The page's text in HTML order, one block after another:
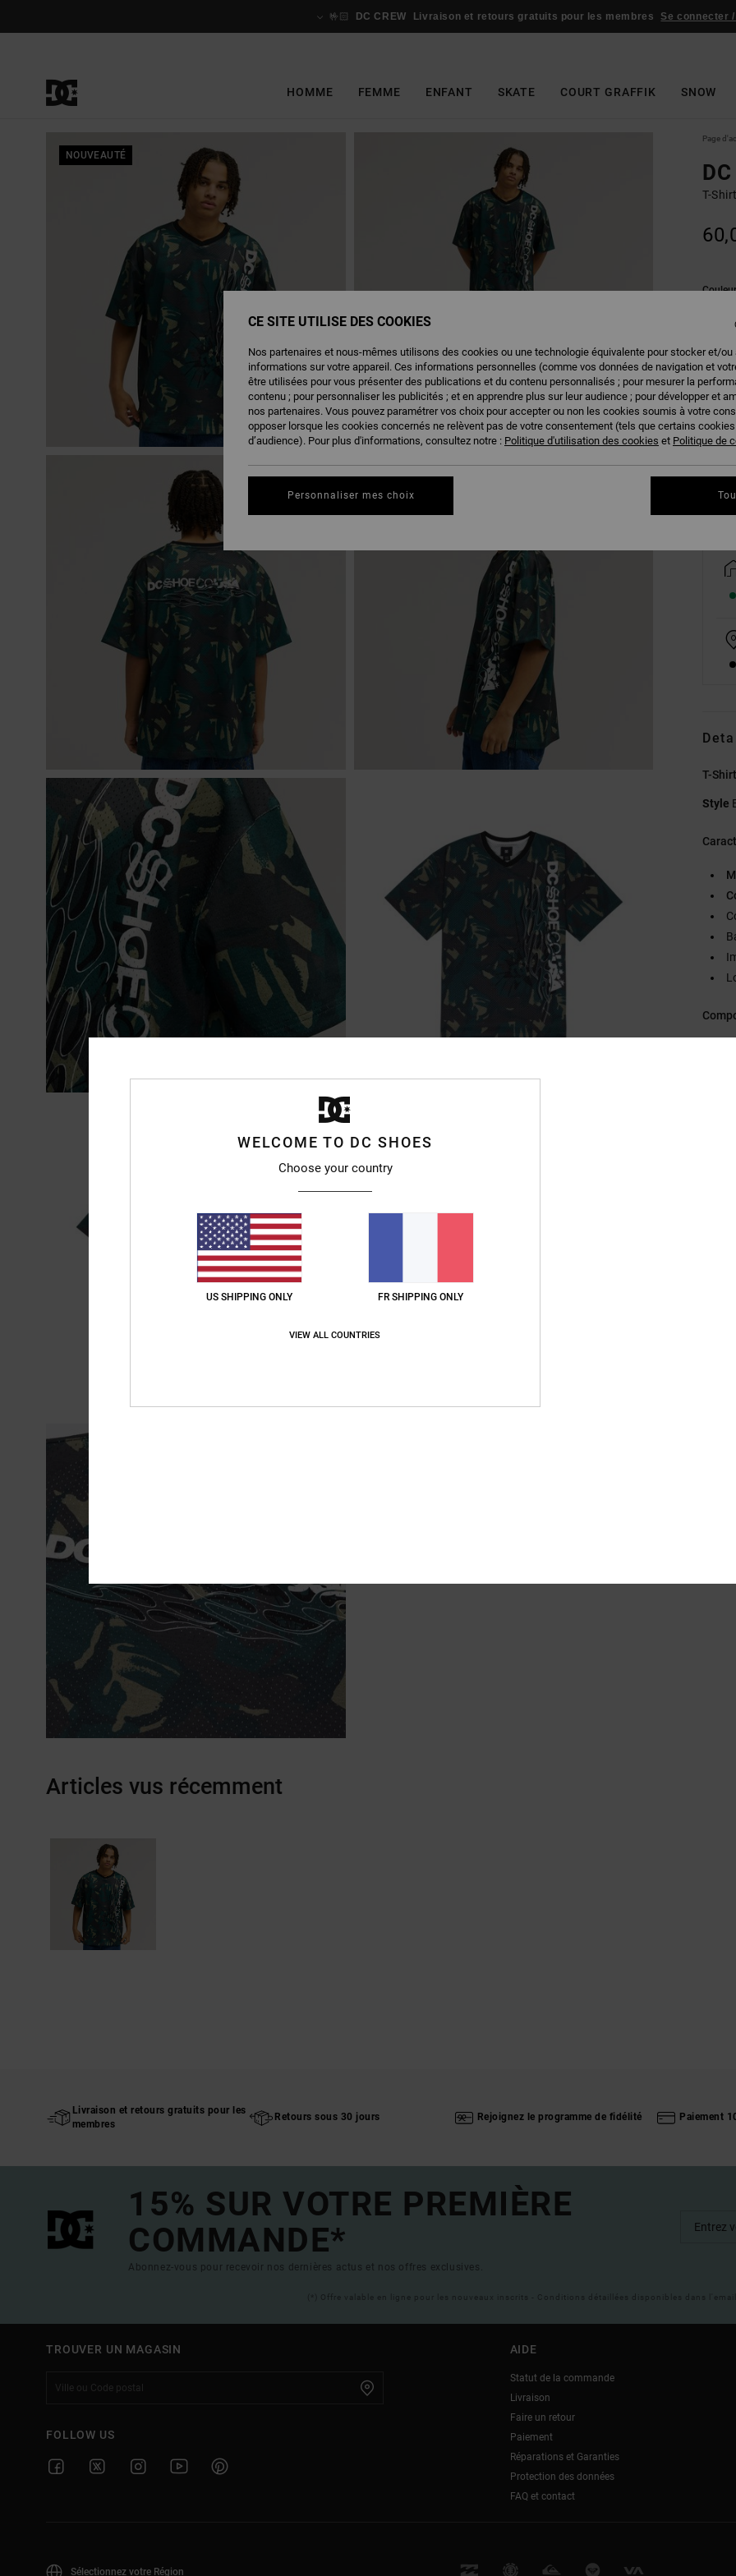
🤟🏻 DC CREW Livraison et retours gratuits pour les membres Se connecter
HOMME FEMME ENFANT SKATE COURT GRAFFIK SNOW
NOUVEAUTÉ
Page
T-
XS
T-
Style
Articles vus récemment
Livraison et retours gratuits pour les
membres
Retours sous 30 jours Rejoignez le programme de fidélité Paiement
15% SUR VOTRE PREMIÈRE
COMMANDE*
Abonnez-vous pour recevoir nos dernières actus et nos offres exclusives.
(*) Offre valable en ligne pour les nouveaux inscrits - Conditions détaillées disponibles dans
TROUVER UN MAGASIN
FOLLOW US
AIDE
Statut de la commande
Livraison
Faire un retour
Paiement
Réparations et Garanties
Protection des données
FAQ et contact
Sélectionnez votre Région
WELCOME TO DC SHOES
Choose your country
US SHIPPING ONLY FR SHIPPING ONLY
VIEW ALL COUNTRIES
CE SITE UTILISE DES COOKIES
Nos partenaires et nous-mêmes utilisons des cookies ou une technologie équivalente pour stocker et/ou
informations sur votre appareil. Ces informations personnelles (comme vos données de navigation et
être utilisées pour vous présenter des publications et du contenu personnalisés ; pour mesurer la
contenu ; pour personnaliser les publicités ; et en apprendre plus sur leur audience ; pour développer et
nos partenaires. Vous pouvez paramétrer vos choix pour accepter ou non les cookies soumis à votre
opposer lorsque les cookies concernés ne relèvent pas de votre consentement (tels que certains
d’audience). Pour plus d'informations, consultez notre : Politique d'utilisation des cookies et Politique de
Personnaliser mes choix